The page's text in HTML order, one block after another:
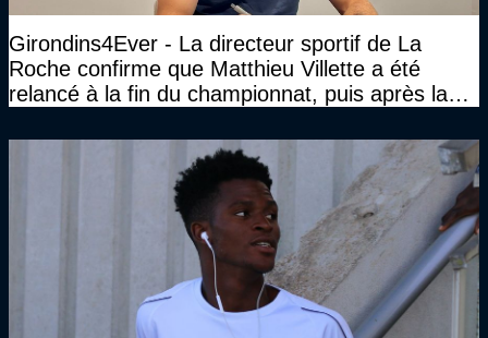
Girondins4Ever - La directeur sportif de La
Roche confirme que Matthieu Villette a été
relancé à la fin du championnat, puis après la